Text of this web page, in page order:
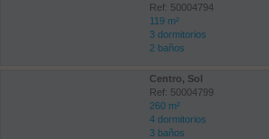
Ref: 50004794
119 m²
3 dormitorios
2 baños
Centro, Sol
Ref: 50004799
260 m²
4 dormitorios
3 baños